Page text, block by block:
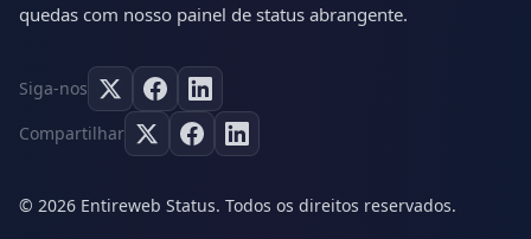
quedas com nosso painel de status abrangente.
Siga-nos
Compartilhar
© 2026 Entireweb Status. Todos os direitos reservados.